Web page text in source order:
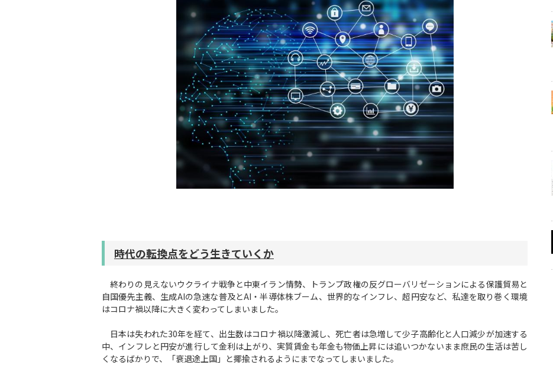
時代の転換点をどう生きていくか
終わりの見えないウクライナ戦争と中東イラン情勢、トランプ政権の反グローバリゼーションによる保護貿易と
自国優先主義、生成AIの急速な普及とAI・半導体株ブーム、世界的なインフレ、超円安など、私達を取り巻く環境
はコロナ禍以降に大きく変わってしまいました。
日本は失われた30年を経て、出生数はコロナ禍以降激減し、死亡者は急増して少子高齢化と人口減少が加速する
中、インフレと円安が進行して金利は上がり、実質賃金も年金も物価上昇には追いつかないまま庶民の生活は苦し
くなるばかりで、「衰退途上国」と揶揄されるようにまでなってしまいました。